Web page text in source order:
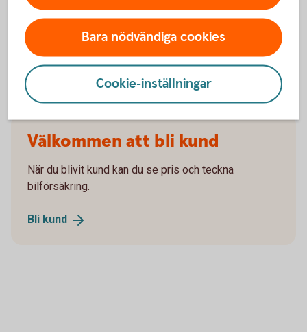
Täcker försäkringen viltolyckor?
Vilka bilar har en vagnskadegaranti?
Välkommen att bli kund
När du blivit kund kan du se pris och teckna
bilförsäkring.
Bli kund
Bara nödvändiga cookies
Cookie-inställningar